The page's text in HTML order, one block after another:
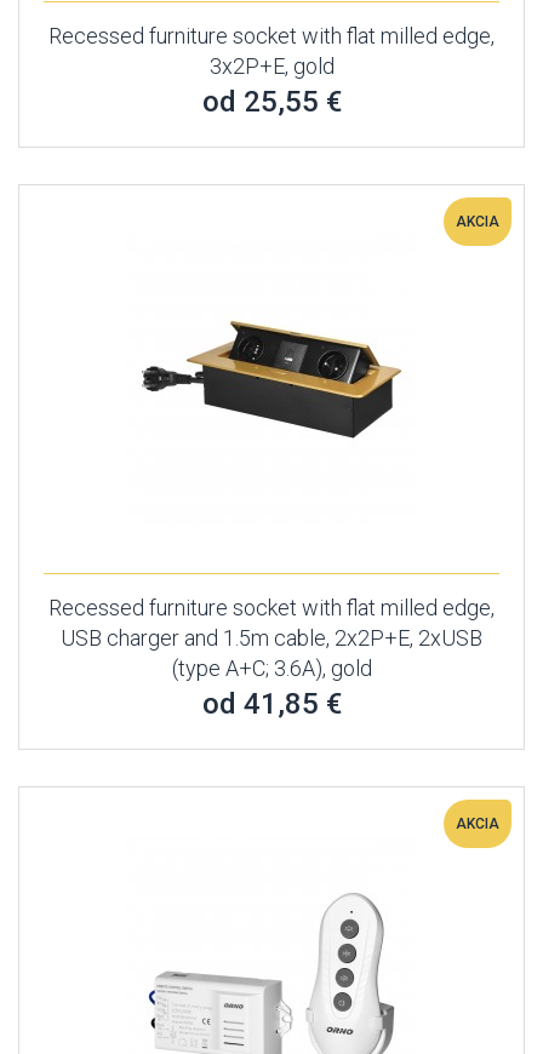
Recessed furniture socket with flat milled edge,
3x2P+E, gold
od 25,55 €
AKCIA
Recessed furniture socket with flat milled edge,
USB charger and 1.5m cable, 2x2P+E, 2xUSB
(type A+C; 3.6A), gold
od 41,85 €
AKCIA